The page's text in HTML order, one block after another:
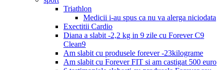
Triathlon
Medicii i-au spus ca nu va alerga niciodata
Exectitii Cardio
Diana a slabit -2,2 kg in 9 zile cu Forever C9
Clean9
Am slabit cu produsele forever -23kilograme
Am slabit cu Forever FIT si am castigat 500 euro